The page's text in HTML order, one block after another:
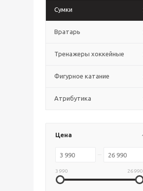
Сумки
Вратарь
Тренажеры хоккейные
Фигурное катание
Атрибутика
Цена
3 990 26 990